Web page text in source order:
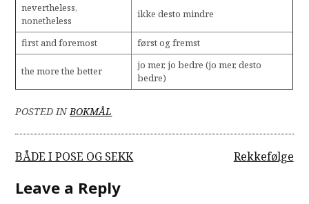
nevertheless,
nonetheless
ikke desto mindre
first and foremost først og fremst
the more the better
jo mer, jo bedre (jo mer, desto
bedre)
POSTED INBOKMÅL
Post
navigation
BÅDE I POSE OG SEKK Rekkefølge
Leave a Reply